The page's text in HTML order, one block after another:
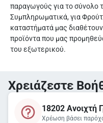
παραγωγούς για το σύνολο
Συμπληρωματικά, για
καταστήματά μας
προϊόντα που μας
του εξωτερικού.
Χρειάζεστε
18202 Ανοιχτή
Χρέωση βάσει